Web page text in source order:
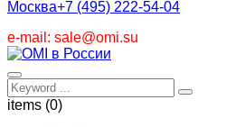
Москва+7 (495) 222-54-04
e-mail: sale@omi.su
items (0)